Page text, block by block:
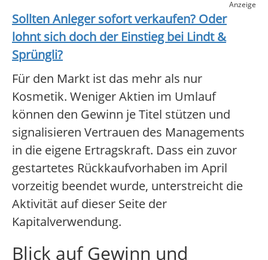
Anzeige
Sollten Anleger sofort verkaufen? Oder
lohnt sich doch der Einstieg bei Lindt &
Sprüngli?
Für den Markt ist das mehr als nur
Kosmetik. Weniger Aktien im Umlauf
können den Gewinn je Titel stützen und
signalisieren Vertrauen des Managements
in die eigene Ertragskraft. Dass ein zuvor
gestartetes Rückkaufvorhaben im April
vorzeitig beendet wurde, unterstreicht die
Aktivität auf dieser Seite der
Kapitalverwendung.
Blick auf Gewinn und